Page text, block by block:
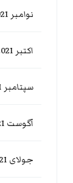
نوامبر 2021
اکتبر 2021
سپتامبر 2021
آگوست 2021
جولای 2021